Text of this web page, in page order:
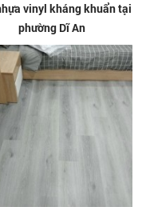
vinyl kháng khuẩn tại
phường Dĩ An